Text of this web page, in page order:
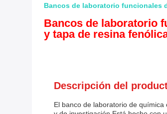
Bancos de laboratorio funcionales
Bancos de laboratorio
y tapa de resina
Descripción del
El banco de laboratorio de